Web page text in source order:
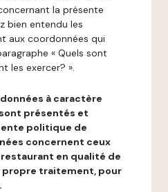
la présente
bien entendu les
aux coordonnées qui
« Quels sont
les exercer? ».
à caractère
présentés et
politique de
concernent ceux
en qualité de
propre traitement, pour